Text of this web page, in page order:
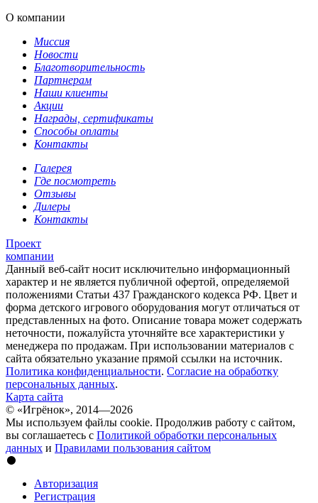
О компании
Миссия
Новости
Благотворительность
Партнерам
Наши клиенты
Акции
Награды, сертификаты
Способы оплаты
Контакты
Галерея
Где посмотреть
Отзывы
Дилеры
Контакты
Проект
компании
Данный веб-сайт носит исключительно информационный
характер и не является публичной офертой, определяемой
положениями Статьи 437 Гражданского кодекса РФ. Цвет и
форма детского игрового оборудования могут отличаться от
представленных на фото. Описание товара может содержать
неточности, пожалуйста уточняйте все характеристики у
менеджера по продажам. При использовании материалов с
сайта обязательно указание прямой ссылки на источник.
Политика конфиденциальности. Согласие на обработку
персональных данных.
Карта сайта
© «Игрёнок», 2014—2026
Мы используем файлы cookie. Продолжив работу с сайтом,
вы соглашаетесь с Политикой обработки персональных
данных и Правилами пользования сайтом
Авторизация
Регистрация